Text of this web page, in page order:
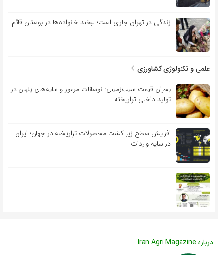
زندگی در تهران جاری است؛ لبخند خانواده‌ها در بوستان قائم
علمی و تکنولوژی کشاورزی
بحران قیمت سیب‌زمینی: نوسانات مرموز و سایه‌های پنهان در
تولید داخلی تراریخته
افزایش سطح زیر کشت محصولات تراریخته در جهان؛ ایران
در سایه واردات
درباره Iran Agri Magazine